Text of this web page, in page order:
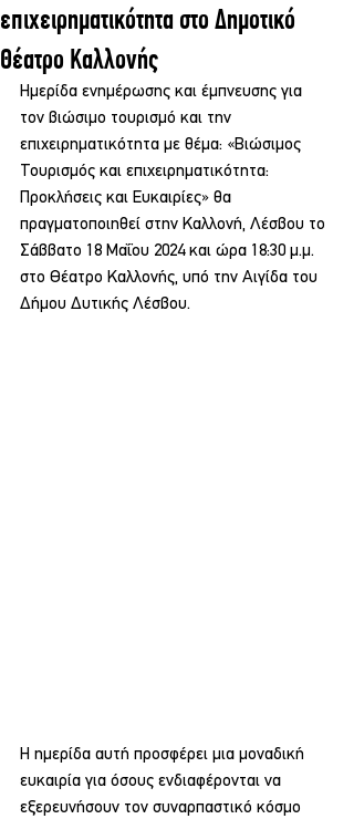
επιχειρηματικότητα στο Δημοτικό
Θέατρο Καλλονής
Ημερίδα ενημέρωσης και έμπνευσης για
τον βιώσιμο τουρισμό και την
επιχειρηματικότητα με θέμα: «Βιώσιμος
Τουρισμός και επιχειρηματικότητα:
Προκλήσεις και Ευκαιρίες» θα
πραγματοποιηθεί στην Καλλονή, Λέσβου το
Σάββατο 18 Μαΐου 2024 και ώρα 18:30 μ.μ.
στο Θέατρο Καλλονής, υπό την Αιγίδα του
Δήμου Δυτικής Λέσβου.
Η ημερίδα αυτή προσφέρει μια μοναδική
ευκαιρία για όσους ενδιαφέρονται να
εξερευνήσουν τον συναρπαστικό κόσμο